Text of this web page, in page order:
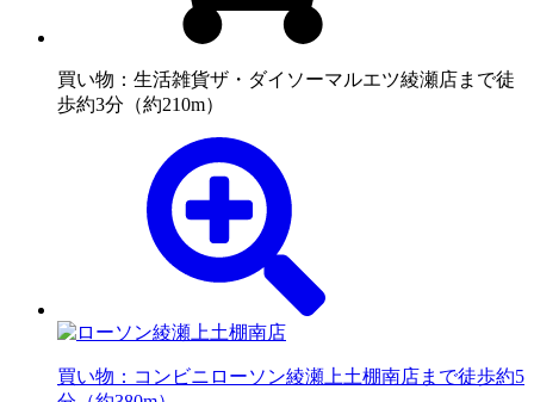
買い物：生活雑貨ザ・ダイソーマルエツ綾瀬店まで徒
歩約3分（約210m）
買い物：コンビニ ローソン綾瀬上土棚南店まで徒歩約5